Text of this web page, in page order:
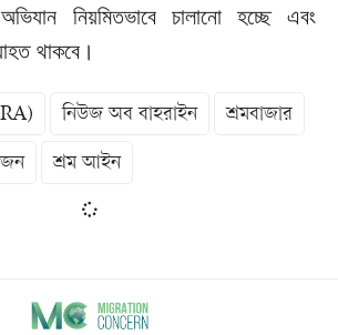
নিয়মিতভাবে চালানো হচ্ছে এবং
থাকবে।
নিউজ অব বাহরাইন শ্রমবাজার
শ্রম আইন